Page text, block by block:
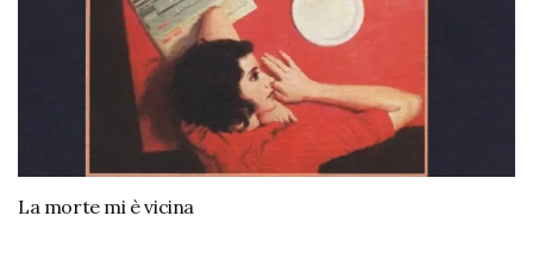
La morte mi è vicina